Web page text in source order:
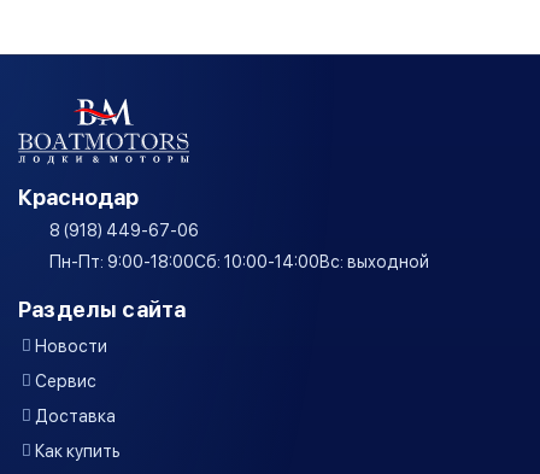
Краснодар
8 (918) 449-67-06
Пн-Пт: 9:00-18:00Сб: 10:00-14:00Вс: выходной
Разделы сайта
Новости
Сервис
Доставка
Как купить